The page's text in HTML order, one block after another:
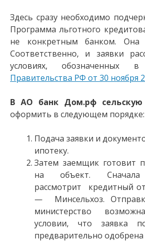
Здесь сразу необходимо
Программа льготного
не конкретным банком. Она
Соответственно, и заявки
условиях, обозначенных
Правительства РФ от 30 ноября
В АО банк Дом.рф сельскую
оформить в следующем порядке:
Подача заявки и
ипотеку.
Затем заемщик готовит
на объект. Сначала
рассмотрит кредитный
— Минсельхоз.
министерство
условии, что заявка
предварительно